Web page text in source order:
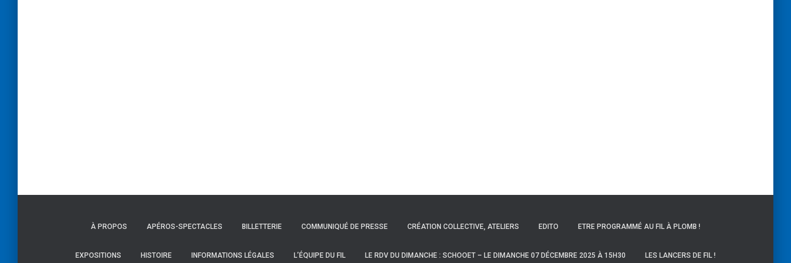
À PROPOS APÉROS-SPECTACLES BILLETTERIE COMMUNIQUÉ DE PRESSE CRÉATION COLLECTIVE, ATELIERS EDITO ETRE PROGRAMMÉ AU FIL À PLOMB !
EXPOSITIONS HISTOIRE INFORMATIONS LÉGALES L’ÉQUIPE DU FIL LE RDV DU DIMANCHE : SCHOOET – LE DIMANCHE 07 DÉCEMBRE 2025 À 15H30 LES LANCERS DE FIL !